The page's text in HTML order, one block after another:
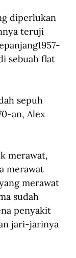
diperlukan
teruji
sebuah flat
sepuh
an, Alex
merawat,
merawat
merawat
sudah
penyakit
jari-jarinya